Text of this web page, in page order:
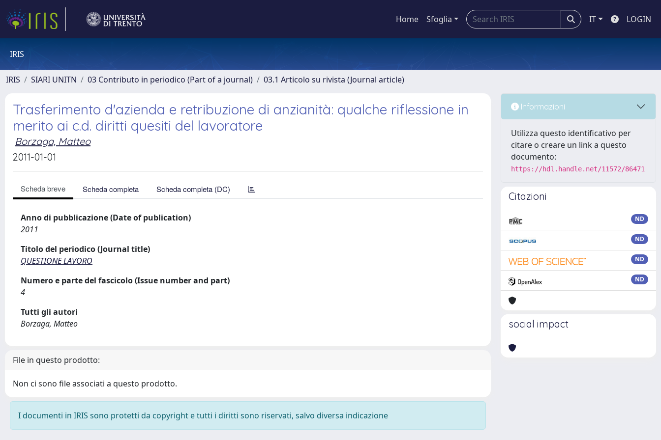
Home Sfoglia IT LOGIN
IRIS
IRIS SIARI UNITN 03 Contributo in periodico (Part of a journal) 03.1 Articolo su rivista (Journal article)
Trasferimento d'azienda e retribuzione di anzianità: qualche riflessione in
merito ai c.d. diritti quesiti del lavoratore
Borzaga, Matteo
2011-01-01
Scheda breve Scheda completa Scheda completa (DC)
Anno di pubblicazione (Date of publication)
2011
Titolo del periodico (Journal title)
QUESTIONE LAVORO
Numero e parte del fascicolo (Issue number and part)
4
Tutti gli autori
Borzaga, Matteo
File in questo prodotto:
Non ci sono file associati a questo prodotto.
I documenti in IRIS sono protetti da copyright e tutti i diritti sono riservati, salvo diversa indicazione
Informazioni
Utilizza questo identificativo per
citare o creare un link a questo
documento:
https://hdl.handle.net/11572/86471
Citazioni
ND
ND
ND
ND
social impact